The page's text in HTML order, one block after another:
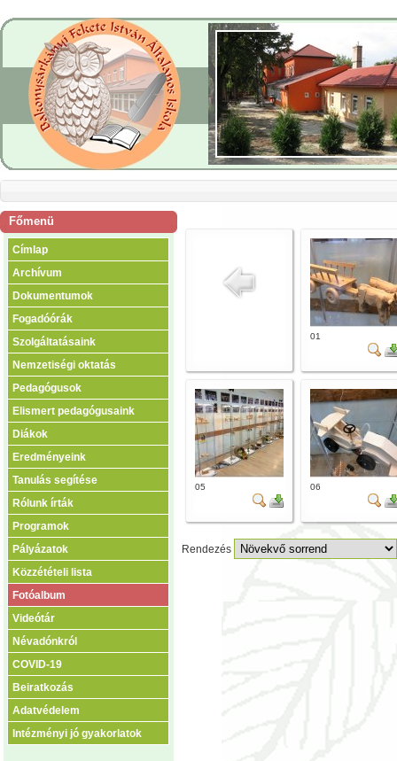
Főmenü
Címlap
Archívum
Dokumentumok
Fogadóórák
Szolgáltatásaink
Nemzetiségi oktatás
Pedagógusok
Elismert pedagógusaink
Diákok
Eredményeink
Tanulás segítése
Rólunk írták
Programok
Pályázatok
Közzétételi lista
Fotóalbum
Videótár
Névadónkról
COVID-19
Beiratkozás
Adatvédelem
Intézményi jó gyakorlatok
01
05 06
Rendezés